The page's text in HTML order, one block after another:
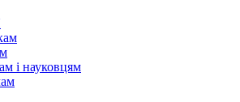
і науковцям